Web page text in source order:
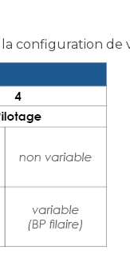
configuration de